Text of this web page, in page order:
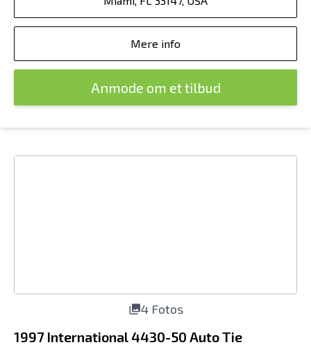
Mere info
Anmode om et tilbud
4 Fotos
1997 International 4430-50 Auto Tie